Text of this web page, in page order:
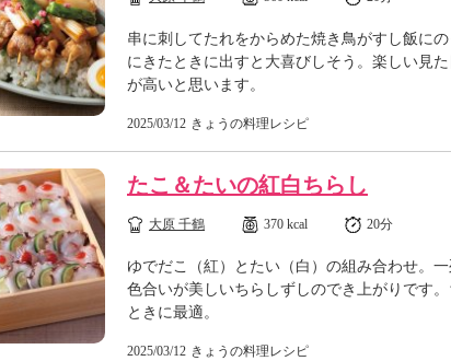
串に刺してたれをからめた焼き鳥がすし飯に
にきたときに出すと大喜びしそう。楽しい見
が高いと思います。
2025/03/12 きょうの料理レシピ
たこ＆たいの紅白ちらし
大原 千鶴 370 kcal 20分
ゆでだこ（紅）とたい（白）の組み合わせ。
色合いが美しいちらしずしのでき上がりです
ときに最適。
2025/03/12 きょうの料理レシピ